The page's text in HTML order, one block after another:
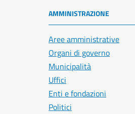
AMMINISTRAZIONE
Aree amministrative
Organi di governo
Municipalità
Uffici
Enti e fondazioni
Politici